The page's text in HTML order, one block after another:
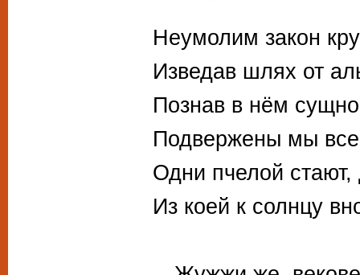
Неумолим закон
Изведав шлях от
Познав в нём
Подвержены мы
Одни пчелой
Из коей к солнцу